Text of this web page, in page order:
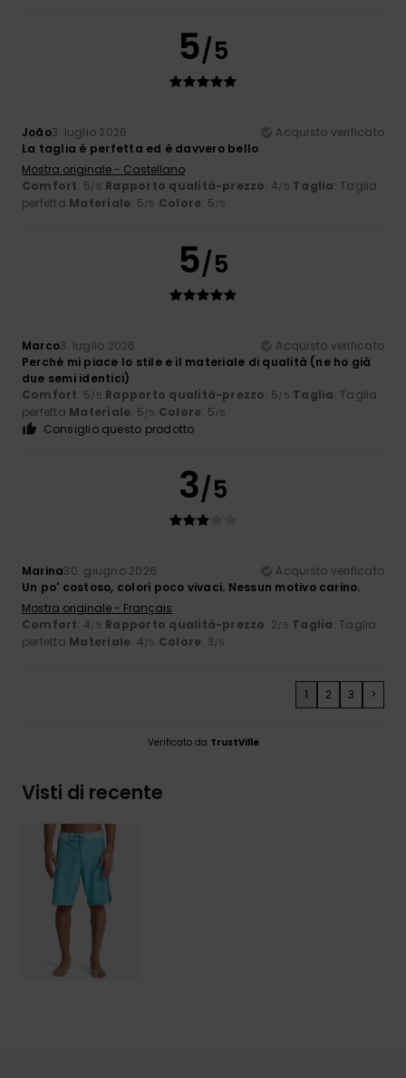
5/5
João3. luglio 2026
Acquisto verificato
La taglia è perfetta ed è davvero bello
Mostra originale - Castellano
Comfort: 5/5 Rapporto qualità-prezzo: 4/5 Taglia: Taglia
perfetta Materiale: 5/5 Colore: 5/5
5/5
Marco3. luglio 2026
Acquisto verificato
Perché mi piace lo stile e il materiale di qualità (ne ho già
due semi identici)
Comfort: 5/5 Rapporto qualità-prezzo: 5/5 Taglia: Taglia
perfetta Materiale: 5/5 Colore: 5/5
Consiglio questo prodotto
3/5
Marina30. giugno 2026
Acquisto verificato
Un po' costoso, colori poco vivaci. Nessun motivo carino.
Mostra originale - Français
Comfort: 4/5 Rapporto qualità-prezzo: 2/5 Taglia: Taglia
perfetta Materiale: 4/5 Colore: 3/5
1 2 3 >
Verificato da TrustVille
Visti di recente